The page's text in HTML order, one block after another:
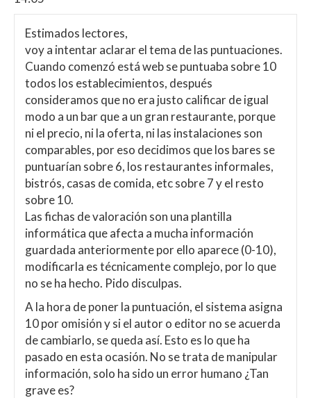
Estimados lectores,
voy a intentar aclarar el tema de las puntuaciones.
Cuando comenzó está web se puntuaba sobre 10
todos los establecimientos, después
consideramos que no era justo calificar de igual
modo a un bar que a un gran restaurante, porque
ni el precio, ni la oferta, ni las instalaciones son
comparables, por eso decidimos que los bares se
puntuarían sobre 6, los restaurantes informales,
bistrós, casas de comida, etc sobre 7 y el resto
sobre 10.
Las fichas de valoración son una plantilla
informática que afecta a mucha información
guardada anteriormente por ello aparece (0-10),
modificarla es técnicamente complejo, por lo que
no se ha hecho. Pido disculpas.
A la hora de poner la puntuación, el sistema asigna
10 por omisión y si el autor o editor no se acuerda
de cambiarlo, se queda así. Esto es lo que ha
pasado en esta ocasión. No se trata de manipular
información, solo ha sido un error humano ¿Tan
grave es?